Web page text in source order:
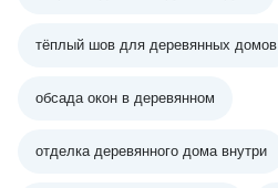
тёплый шов для деревянных домов
обсада окон в деревянном
отделка деревянного дома внутри